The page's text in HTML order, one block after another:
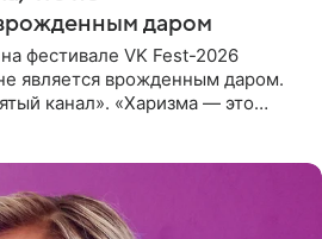
даром
фестивале VK Fest-2026
является врожденным даром.
канал». «Харизма — это